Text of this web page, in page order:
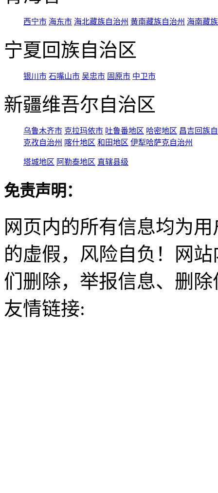
西宁市 海东市 海北藏族自治州 黄南藏族自治州 海南藏
宁夏回族自治区
银川市 石嘴山市 吴忠市 固原市 中卫市
新疆维吾尔自治区
乌鲁木齐市 克拉玛依市 吐鲁番地区 哈密地区 昌吉回族
克孜自治州 喀什地区 和田地区 伊犁哈萨克自治州
塔城地区 阿勒泰地区 直辖县级
免责声明：
网页内的所有信息均为
的虚假，风险自负！网
们删除，举报信息、删
友情链接: